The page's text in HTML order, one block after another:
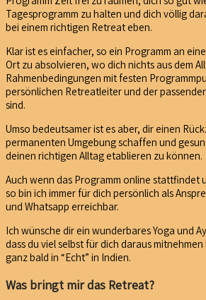
Tagesprogramm zu halten und dich völlig
bei einem richtigen Retreat eben.
Klar ist es einfacher, so ein Programm an
Ort zu absolvieren, wo dich nichts aus dem
Rahmenbedingungen mit festen
persönlichen Retreatleiter und der
sind.
Umso bedeutsamer ist es aber, dir einen
permanenten Umgebung schaffen und
deinen richtigen Alltag etablieren zu können.
Auch wenn das Programm online stattfindet
so bin ich immer für dich persönlich als
und Whatsapp erreichbar.
Ich wünsche dir ein wunderbares Yoga und
dass du viel selbst für dich daraus
ganz bald in “Echt” in Indien.
Was bringt mir das Retreat?